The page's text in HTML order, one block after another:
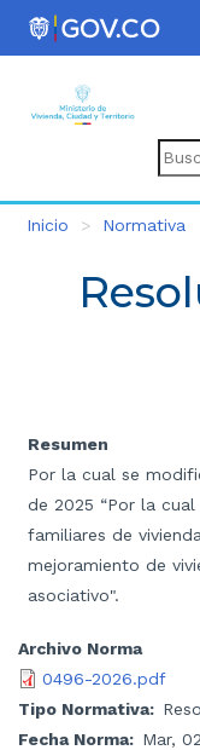
Inicio Normativa
Resumen
Por la cual se
de 2025 “Por la cual
familiares de
mejoramiento de
asociativo".
Archivo Norma
0496-2026.pdf
Tipo Normativa
Fecha Norma
Mar,